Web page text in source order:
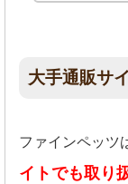
大手通販サ
ファインペッツ
イトでも取り